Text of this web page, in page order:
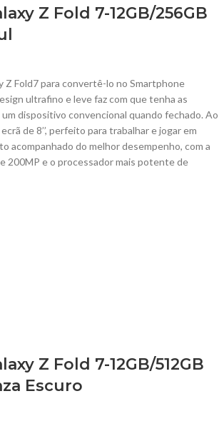
Z Fold 7-12GB/256GB
Z Fold7 para convertê-lo no Smartphone
ultrafino e leve faz com que tenha as
dispositivo convencional quando fechado. Ao
de 8’’, perfeito para trabalhar e jogar em
acompanhado do melhor desempenho, com a
200MP e o processador mais potente de
Z Fold 7-12GB/512GB
Escuro